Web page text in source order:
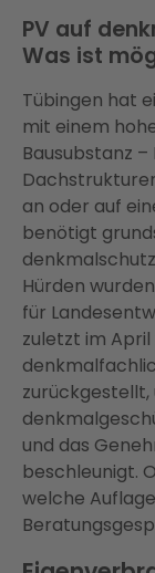
PV auf
Was ist
Tübingen hat
mit einem
Bausubstanz
an oder auf
benötigt
Hürden
für
zuletzt im
und das
beschleunigt.
welche